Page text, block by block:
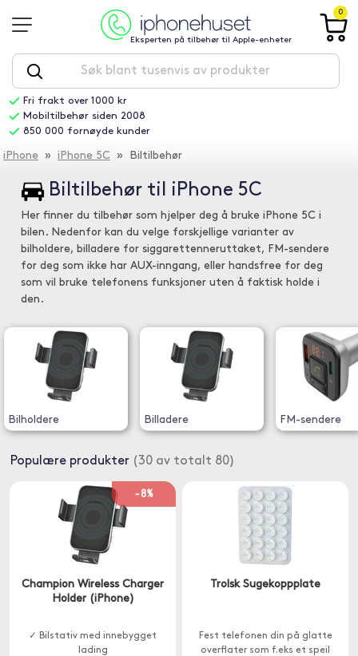
Eksperten på tilbehør til Apple-enheter
0
Fri frakt over 1000 kr
Mobiltilbehør siden 2008
850 000 fornøyde kunder
iPhone » iPhone 5C » Biltilbehør
Biltilbehør til iPhone 5C
Her finner du tilbehør som hjelper deg å bruke iPhone 5C i
bilen. Nedenfor kan du velge forskjellige varianter av
bilholdere, billadere for siggarettenneruttaket, FM-sendere
for deg som ikke har AUX-inngang, eller handsfree for deg
som vil bruke telefonens funksjoner uten å faktisk holde i
den.
Bilholdere Billadere FM-sendere
Populære produkter (30 av totalt 80)
-8%
Champion Wireless Charger
Holder (iPhone)
✓ Bilstativ med innebygget
lading
Trolsk Sugekoppplate
Fest telefonen din på glatte
overflater som f.eks et speil